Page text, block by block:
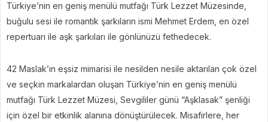
Türkiye’nin en geniş menülü mutfağı Türk Lezzet Müzesinde,
buğulu sesi ile romantik şarkıların ismi Mehmet Erdem, en özel
repertuarı ile aşk şarkıları ile gönlünüzü fethedecek.
42 Maslak’ın eşsiz mimarisi ile nesilden nesile aktarılan çok özel
ve seçkin markalardan oluşan Türkiye’nin en geniş menülü
mutfağı Türk Lezzet Müzesi, Sevgililer günü “Aşklasak” şenliği
için özel bir etkinlik alanına dönüştürülecek. Misafirlere, her